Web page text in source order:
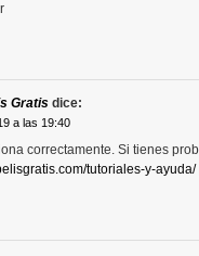
Gratis dice:
a las 19:40
correctamente. Si tienes
tutoriales-y-ayuda/